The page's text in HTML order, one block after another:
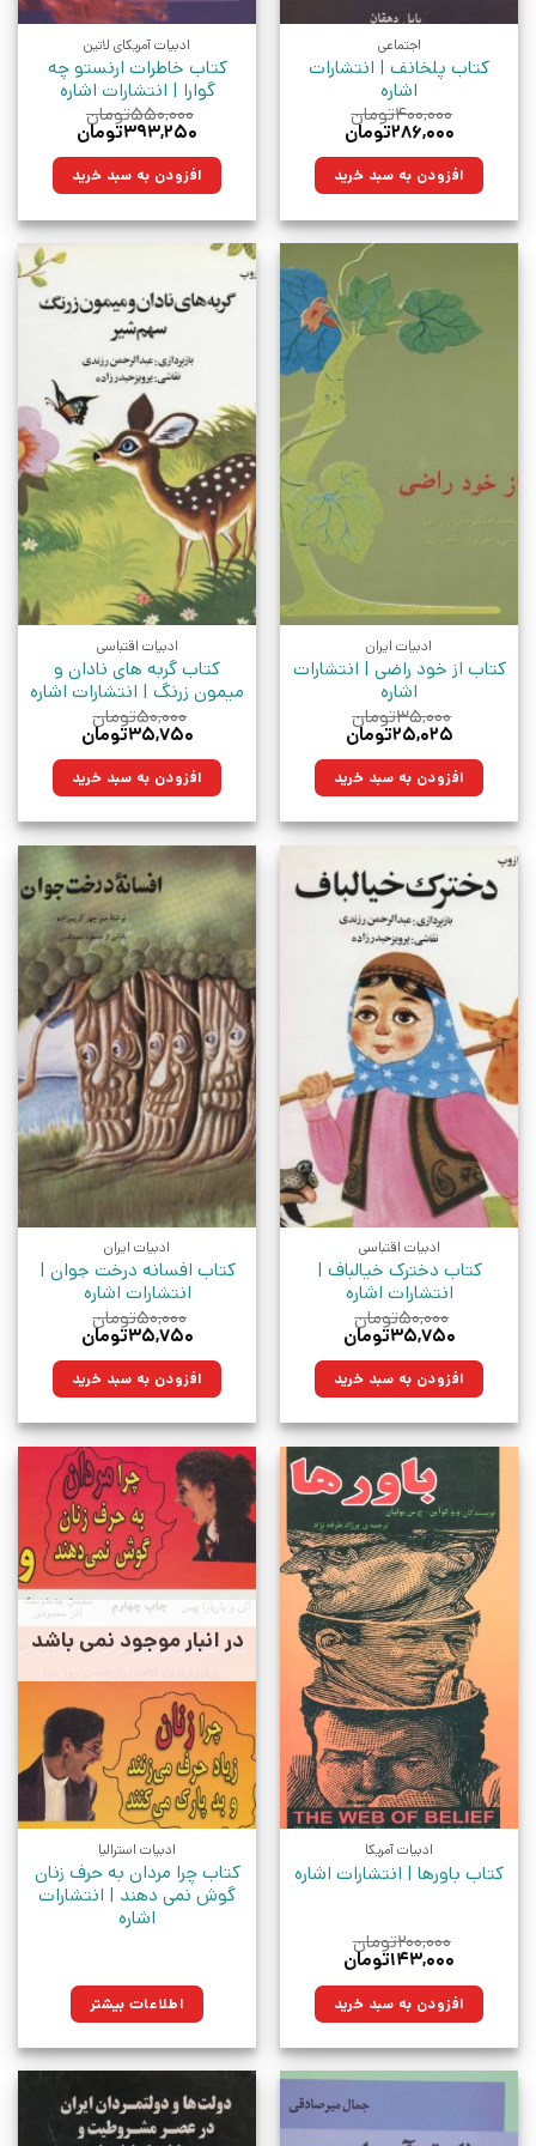
اجتماعی
کتاب پلخانف | انتشارات
اشاره
۴۰۰,۰۰۰تومان
قیمت
۴۰۰,۰۰۰تومان
بود.
۲۸۶,۰۰۰تومان
۲۸۶,۰۰۰تومان.افزودن به سبد خرید
ادبیات آمریکای لاتین
کتاب خاطرات ارنستو چه
گوارا | انتشارات اشاره
۵۵۰,۰۰۰تومان
قیمت
۵۵۰,۰۰۰تومان
بود.
۳۹۳,۲۵۰تومان
۳۹۳,۲۵۰تومان.افزودن به سبد خرید
ادبیات ایران
کتاب از خود راضی | انتشارات
اشاره
۳۵,۰۰۰تومان
قیمت
۳۵,۰۰۰تومان
بود.
۲۵,۰۲۵تومان
۲۵,۰۲۵تومان.افزودن به سبد خرید
ادبیات اقتباسی
کتاب گربه های نادان و
میمون زرنگ | انتشارات اشاره
۵۰,۰۰۰تومان
قیمت
۵۰,۰۰۰تومان
بود.
۳۵,۷۵۰تومان
۳۵,۷۵۰تومان.افزودن به سبد خرید
ادبیات اقتباسی
کتاب دخترک خیالباف |
انتشارات اشاره
۵۰,۰۰۰تومان
قیمت
۵۰,۰۰۰تومان
بود.
۳۵,۷۵۰تومان
۳۵,۷۵۰تومان.افزودن به سبد خرید
ادبیات ایران
کتاب افسانه درخت جوان |
انتشارات اشاره
۵۰,۰۰۰تومان
قیمت
۵۰,۰۰۰تومان
بود.
۳۵,۷۵۰تومان
۳۵,۷۵۰تومان.افزودن به سبد خرید
ادبیات آمریکا
کتاب باورها | انتشارات اشاره
۲۰۰,۰۰۰تومان
قیمت
۲۰۰,۰۰۰تومان
بود.
۱۴۳,۰۰۰تومان
۱۴۳,۰۰۰تومان.افزودن به سبد خرید
در انبار موجود نمی باشد
ادبیات استرالیا
کتاب چرا مردان به حرف زنان
گوش نمی دهند | انتشارات
اشاره
اطلاعات بیشتر